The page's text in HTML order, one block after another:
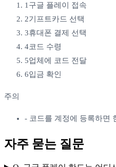
1 구글 플레이 접속
2기프트카드 선택
3휴대폰 결제 선택
4코드 수령
5업체에 코드 전달
6입금 확인
주의
- 코드를 계정에 등록하면
자주 묻는 질문